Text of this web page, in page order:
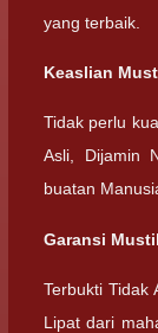
yang terbaik.
Keaslian
Tidak perlu
Asli, Dijamin
buatan
Garansi
Terbukti Tidak
Lipat dari